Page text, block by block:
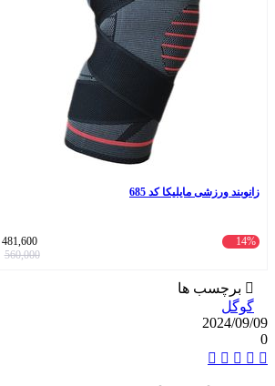
زانوبند ورزشی مایلیکا کد 685
14%
481,600
560,000
برچسب ها
گوگل
2024/09/09
0
ایکس
لینکداینواتس
تلگرام